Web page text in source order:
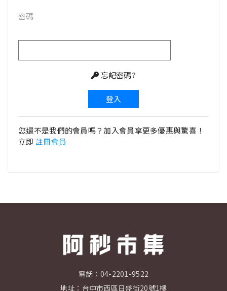
密碼
忘記密碼?
登入
您還不是我們的會員嗎？加入會員享更多優惠與驚喜！
立即 註冊會員
電話： 04-2201-9522
地址： 台中市西區日盛街20號1樓